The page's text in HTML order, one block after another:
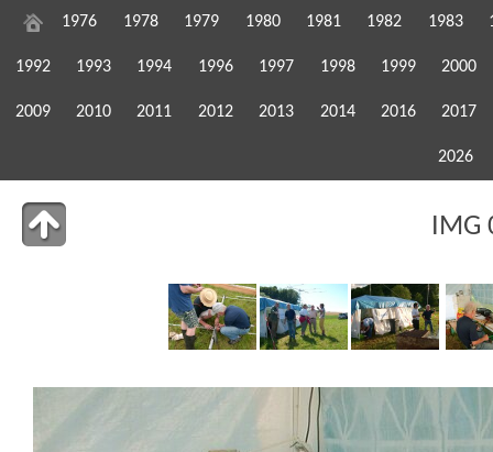
1976 1978 1979 1980 1981 1982 1983
1992 1993 1994 1996 1997 1998 1999 2000
2009 2010 2011 2012 2013 2014 2016 2017
2026
IMG